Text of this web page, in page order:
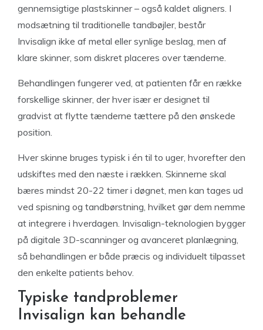
gennemsigtige plastskinner – også kaldet aligners. I
modsætning til traditionelle tandbøjler, består
Invisalign ikke af metal eller synlige beslag, men af
klare skinner, som diskret placeres over tænderne.
Behandlingen fungerer ved, at patienten får en række
forskellige skinner, der hver især er designet til
gradvist at flytte tænderne tættere på den ønskede
position.
Hver skinne bruges typisk i én til to uger, hvorefter den
udskiftes med den næste i rækken. Skinnerne skal
bæres mindst 20-22 timer i døgnet, men kan tages ud
ved spisning og tandbørstning, hvilket gør dem nemme
at integrere i hverdagen. Invisalign-teknologien bygger
på digitale 3D-scanninger og avanceret planlægning,
så behandlingen er både præcis og individuelt tilpasset
den enkelte patients behov.
Typiske tandproblemer
Invisalign kan behandle